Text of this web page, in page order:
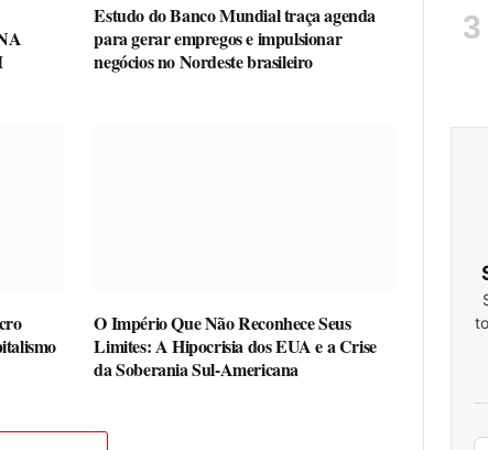
Estudo do Banco Mundial traça agenda
para gerar empregos e impulsionar
negócios no Nordeste brasileiro
O Império Que Não Reconhece Seus
Limites: A Hipocrisia dos EUA e a Crise
da Soberania Sul-Americana